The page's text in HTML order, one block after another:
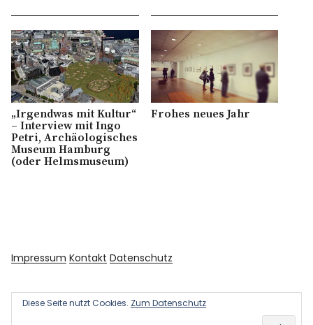
„Irgendwas mit Kultur“
– Interview mit Ingo
Petri, Archäologisches
Museum Hamburg
(oder Helmsmuseum)
Frohes neues Jahr
Impressum Kontakt Datenschutz
Diese Seite nutzt Cookies. Zum Datenschutz